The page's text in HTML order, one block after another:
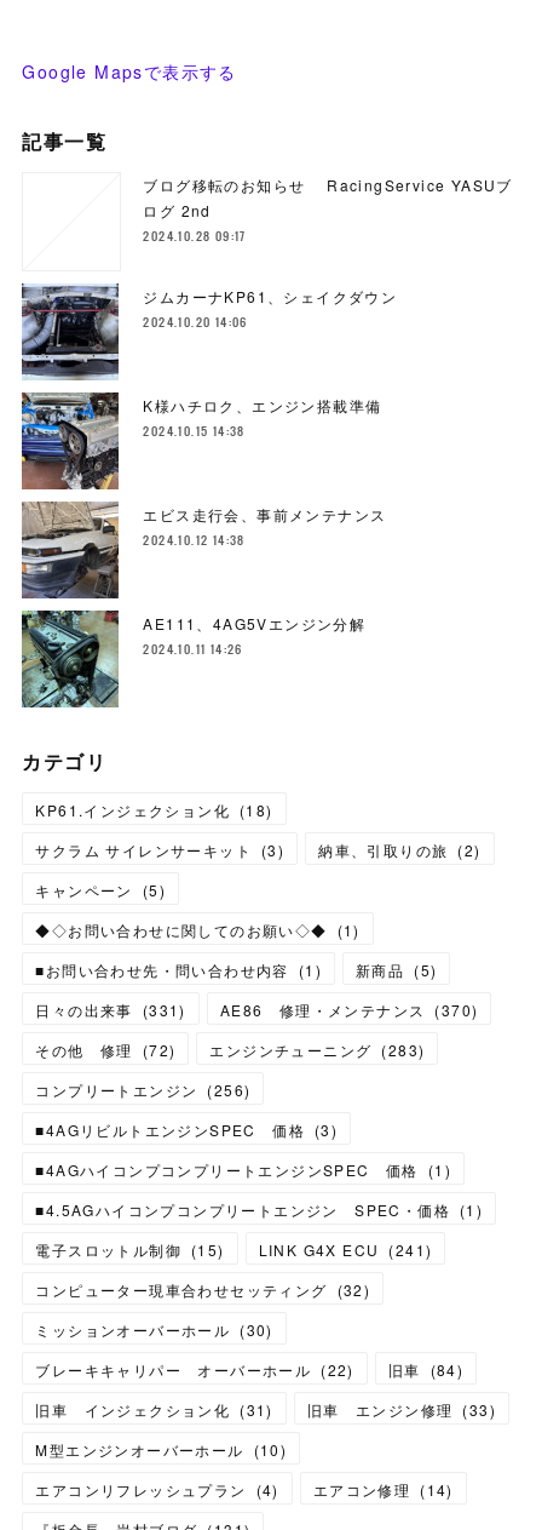
Google Mapsで表示する
記事一覧
ブログ移転のお知らせ RacingService YASUブ
ログ 2nd
2024.10.28 09:17
ジムカーナKP61、シェイクダウン
2024.10.20 14:06
K様ハチロク、エンジン搭載準備
2024.10.15 14:38
エビス走行会、事前メンテナンス
2024.10.12 14:38
AE111、4AG5Vエンジン分解
2024.10.11 14:26
カテゴリ
KP61.インジェクション化 (18)
サクラム サイレンサーキット
(3) 納車、引取りの旅 (2)
キャンペーン
(5)
◆◇お問い合わせに関してのお願い◇◆
(1)
■お問い合わせ先・問い合わせ内容
(1 ) 新商品 (5)
日々の出来事
(331) AE86 修理・メンテナンス (370)
その他 修理
(72) エンジンチューニング (283)
コンプリートエンジン
(256)
■4AGリビルトエンジンSPEC 価格 (3)
■4AGハイコンプコンプリートエンジンSPEC 価格
(1 )
■4.5AGハイコンプコンプリートエンジン SPEC・価格 (1 )
電子スロットル制御 (15) LINK G4X ECU (241)
コンピューター現車合わせセッティング
(32)
ミッションオーバーホール (30)
ブレーキキャリパー オーバーホール (22) 旧車 (84)
旧車 インジェクション化 (31) 旧車 エンジン修理 (33)
M型エンジンオーバーホール
(10)
エアコンリフレッシュプラン
(4) エアコン修理 (14)